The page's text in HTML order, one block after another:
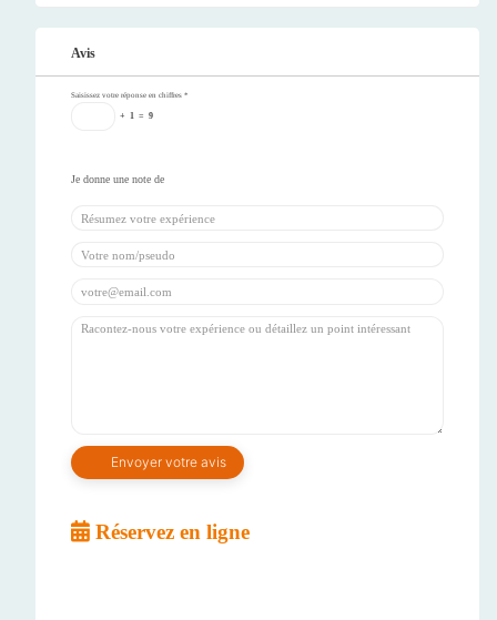
Avis
Saisissez votre réponse en chiffres *
+ 1 = 9
Réservez en ligne